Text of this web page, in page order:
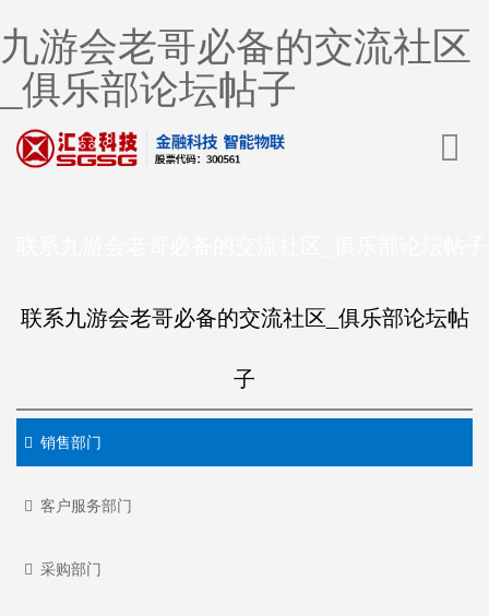
九游会老哥必备的交流社区
_俱乐部论坛帖子
联系九游会老哥必备的交流社区_俱乐部论坛帖
子
销售部门
客户服务部门
采购部门